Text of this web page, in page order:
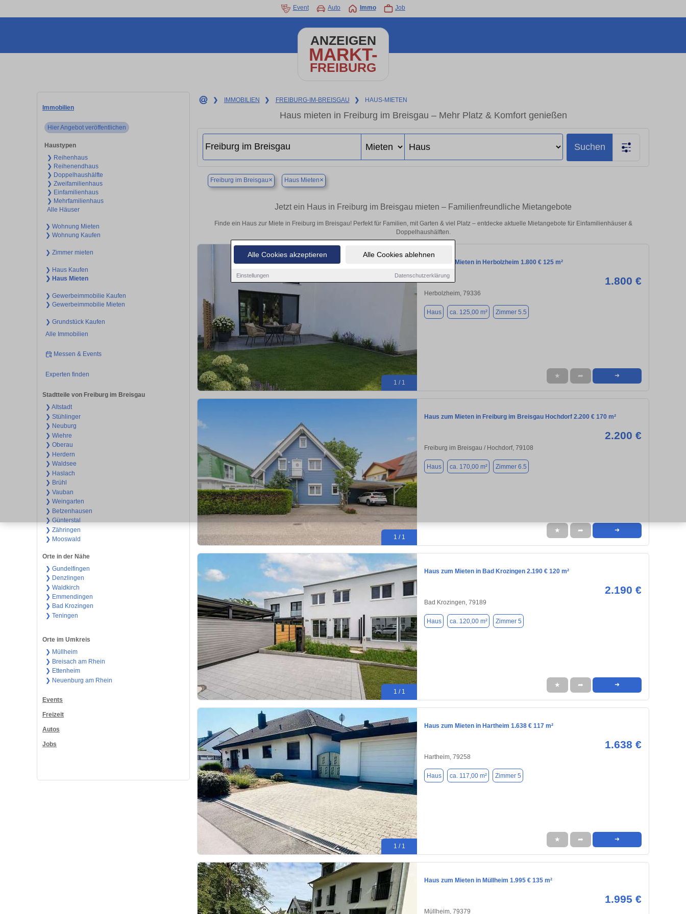
Alle Cookies akzeptieren Alle Cookies ablehnen
Einstellungen Datenschutzerklärung
Event Auto Immo Job
ANZEIGEN
MARKT-
FREIBURG
Immobilien
Hier Angebot veröffentlichen
Haustypen
❯ Reihenhaus
❯ Reihenendhaus
❯ Doppelhaushälfte
❯ Zweifamilienhaus
❯ Einfamilienhaus
❯ Mehrfamilienhaus
Alle Häuser
❯ Wohnung Mieten
❯ Wohnung Kaufen
❯ Zimmer mieten
❯ Haus Kaufen
❯ Haus Mieten
❯ Gewerbeimmobilie Kaufen
❯ Gewerbeimmobilie Mieten
❯ Grundstück Kaufen
Alle Immobilien
Messen & Events
Experten finden
Stadtteile von Freiburg im Breisgau
❯ Altstadt
❯ Stühlinger
❯ Neuburg
❯ Wiehre
❯ Oberau
❯ Herdern
❯ Waldsee
❯ Haslach
❯ Brühl
❯ Vauban
❯ Weingarten
❯ Betzenhausen
❯ Günterstal
❯ Zähringen
❯ Mooswald
Orte in der Nähe
❯ Gundelfingen
❯ Denzlingen
❯ Waldkirch
❯ Emmendingen
❯ Bad Krozingen
❯ Teningen
Orte im Umkreis
❯ Müllheim
❯ Breisach am Rhein
❯ Ettenheim
❯ Neuenburg am Rhein
Events
Freizeit
Autos
Jobs
❯ IMMOBILIEN ❯ FREIBURG-IM-BREISGAU ❯ HAUS-MIETEN
Haus mieten in Freiburg im Breisgau – Mehr Platz & Komfort genießen
Suchen
Freiburg im Breisgau× Haus Mieten×
Jetzt ein Haus in Freiburg im Breisgau mieten – Familienfreundliche Mietangebote
Finde ein Haus zur Miete in Freiburg im Breisgau! Perfekt für Familien, mit Garten & viel Platz – entdecke aktuelle Mietangebote für Einfamilienhäuser &
Doppelhaushälften.
1 / 1
Haus zum Mieten in Herbolzheim 1.800 € 125 m²
1.800 €
Herbolzheim, 79336
Haus ca. 125,00 m² Zimmer 5.5
★ ➦ ➜
1 / 1
Haus zum Mieten in Freiburg im Breisgau Hochdorf 2.200 € 170 m²
2.200 €
Freiburg im Breisgau / Hochdorf, 79108
Haus ca. 170,00 m² Zimmer 6.5
★ ➦ ➜
1 / 1
Haus zum Mieten in Bad Krozingen 2.190 € 120 m²
2.190 €
Bad Krozingen, 79189
Haus ca. 120,00 m² Zimmer 5
★ ➦ ➜
1 / 1
Haus zum Mieten in Hartheim 1.638 € 117 m²
1.638 €
Hartheim, 79258
Haus ca. 117,00 m² Zimmer 5
★ ➦ ➜
Haus zum Mieten in Müllheim 1.995 € 135 m²
1.995 €
Müllheim, 79379